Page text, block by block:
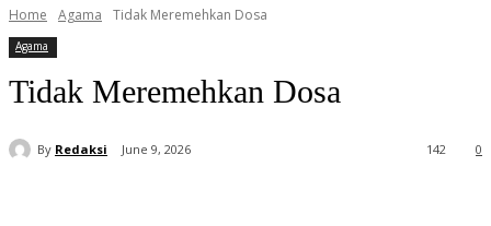
Home Agama Tidak Meremehkan Dosa
Agama
Tidak Meremehkan Dosa
By Redaksi June 9, 2026 0
142